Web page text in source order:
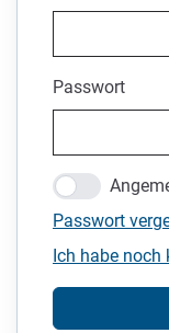
Passwort
Passwort
Ich habe noch